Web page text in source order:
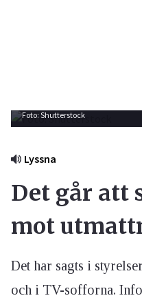
Foto: Shutterstock
Lyssna
Det går att
mot
Det har sagts i
och i TV-sofforna.